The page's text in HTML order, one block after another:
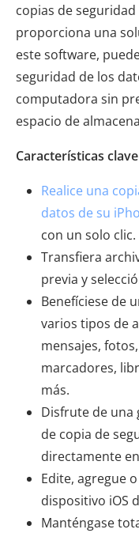
copias de
proporciona una
este software,
seguridad de los
computadora sin
espacio de
Características
Realice una
datos de su
con un solo clic.
Transfiera
previa y
Benefíciese de
varios tipos de
mensajes,
marcadores,
más.
Disfrute de una
de copia de
directamente
Edite, agregue
dispositivo iOS
Manténgase